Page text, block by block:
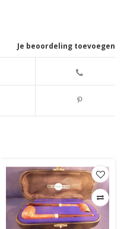
Je beoordeling toevoegen